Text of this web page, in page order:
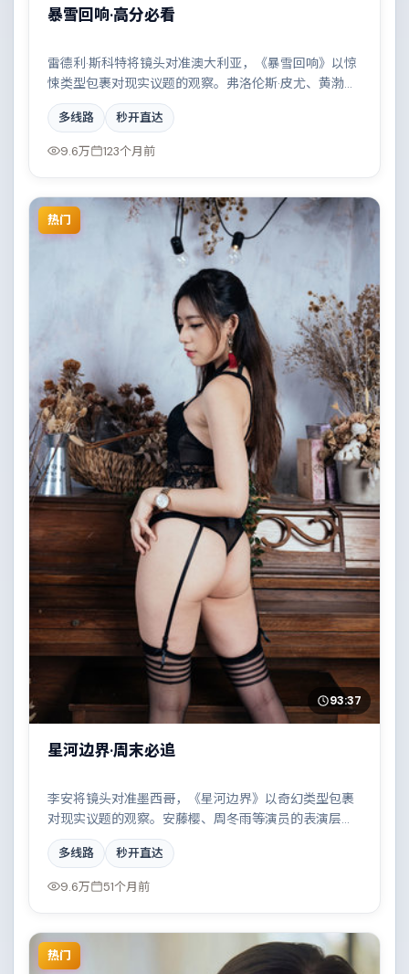
暴雪回响·高分必看
雷德利·斯科特将镜头对准澳大利亚，《暴雪回响》以惊
悚类型包裹对现实议题的观察。弗洛伦斯·皮尤、黄渤等
演员的表演层次丰富，科技伦理与情感羁绊形成强烈对
撞。全片在类型元素与人文关怀之间取得平衡。
多线路 秒开直达
9.6万 123个月前
热门
93:37
星河边界·周末必追
李安将镜头对准墨西哥，《星河边界》以奇幻类型包裹
对现实议题的观察。安藤樱、周冬雨等演员的表演层次
丰富，边境线上的对峙与谈判扣人心弦。全片在类型元
素与人文关怀之间取得平衡。
多线路 秒开直达
9.6万 51个月前
热门